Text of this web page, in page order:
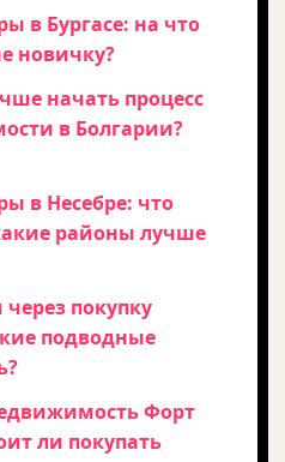
в Бургасе: на что
новичку?
начать процесс
в Болгарии?
в Несебре: что
районы лучше
покупку
подводные
Форт
ли покупать